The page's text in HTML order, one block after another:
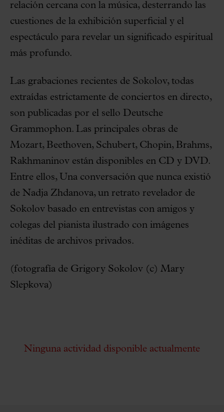
relación cercana con la música, desterrando las
cuestiones de la exhibición superficial y el
espectáculo para revelar un significado espiritual
más profundo.
Las grabaciones recientes de Sokolov, todas
extraídas estrictamente de conciertos en directo,
son publicadas por el sello Deutsche
Grammophon. Las principales obras de
Mozart, Beethoven, Schubert, Chopin, Brahms,
Rakhmaninov están disponibles en CD y DVD.
Entre ellos, Una conversación que nunca existió
de Nadja Zhdanova, un retrato revelador de
Sokolov basado en entrevistas con amigos y
colegas del pianista ilustrado con imágenes
inéditas de archivos privados.
(fotografía de Grigory Sokolov (c) Mary
Slepkova)
Ninguna actividad disponible actualmente